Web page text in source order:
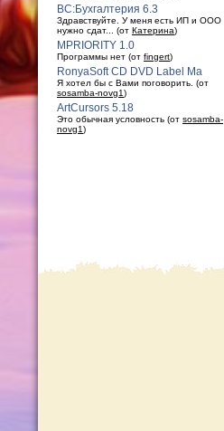
ВС:Бухгалтерия 6.3
Здравствуйте. У меня есть ИП и ООО
нужно сдат... (от Катерина)
MPRIORITY 1.0
Программы нет (от fingert)
RonyaSoft CD DVD Label Ma
Я хотел бы с Вами поговорить. (от
sosamba-novg1)
ArtCursors 5.18
Это обычная условность (от sosamba-
novg1)